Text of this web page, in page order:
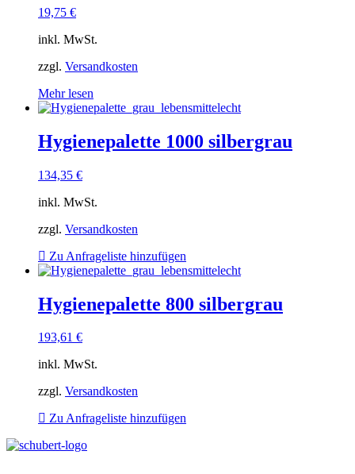
19,75 €
inkl. MwSt.
zzgl. Versandkosten
Mehr lesen
Hygienepalette 1000 silbergrau
134,35 €
inkl. MwSt.
zzgl. Versandkosten
Zu Anfrageliste hinzufügen
Hygienepalette 800 silbergrau
193,61 €
inkl. MwSt.
zzgl. Versandkosten
Zu Anfrageliste hinzufügen